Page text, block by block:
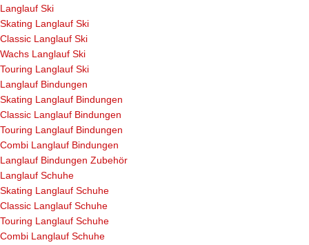
Langlauf Ski
Skating Langlauf Ski
Classic Langlauf Ski
Wachs Langlauf Ski
Touring Langlauf Ski
Langlauf Bindungen
Skating Langlauf Bindungen
Classic Langlauf Bindungen
Touring Langlauf Bindungen
Combi Langlauf Bindungen
Langlauf Bindungen Zubehör
Langlauf Schuhe
Skating Langlauf Schuhe
Classic Langlauf Schuhe
Touring Langlauf Schuhe
Combi Langlauf Schuhe